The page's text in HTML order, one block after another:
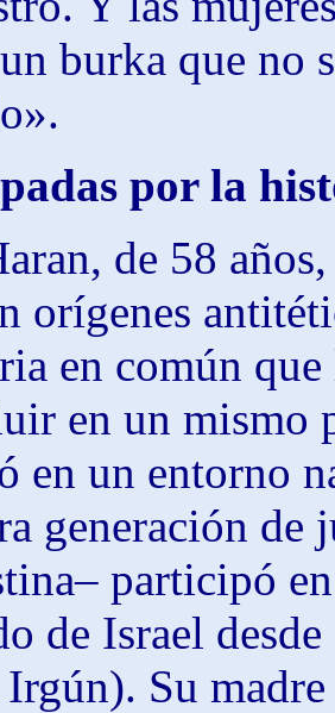
burka que no
por la
de 58
orígenes
en común
en un mismo
en un entorno
generación de
participó
de Israel
Su